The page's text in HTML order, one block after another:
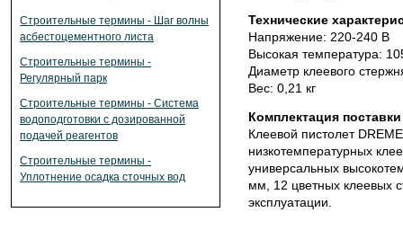
Строительные термины - Шаг волны
асбестоцементного листа
Строительные термины -
Регулярный парк
Строительные термины - Система
водоподготовки с дозированной
подачей реагентов
Строительные термины -
Уплотнение осадка сточных вод
Технические
Напряжение: 220-240 В
Высокая температура:
Диаметр клеевого
Вес: 0,21 кг
Комплектация
Клеевой пистолет
низкотемпературных
универсальных
мм, 12 цветных клеевых
эксплуатации.